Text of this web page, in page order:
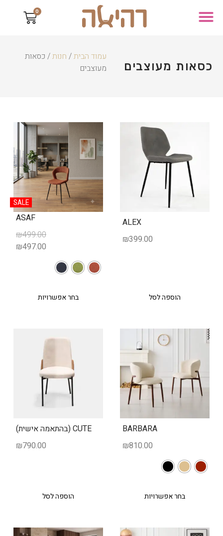
0
כסאות מעוצבים
עמוד הבית/ חנות/ כסאות
מעוצבים
ALEX
₪399.00
הוספה לסל
SALE
ASAF
₪499.00
₪497.00
בחר אפשרויות
BARBARA
₪810.00
בחר אפשרויות
CUTE (בהתאמה אישית)
₪790.00
הוספה לסל